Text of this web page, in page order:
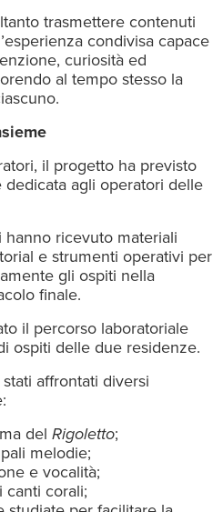
trasmettere contenuti
condivisa capace
curiosità ed
al tempo stesso la
il progetto ha previsto
agli operatori delle
hanno ricevuto materiali
e strumenti operativi per
gli ospiti nella
finale.
il percorso laboratoriale
ospiti delle due residenze.
affrontati diversi
del Rigoletto;
melodie;
e vocalità;
canti corali;